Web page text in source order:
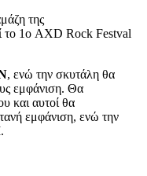
της
το 1ο AXD Rock Festval
, ενώ την σκυτάλη θα
εμφάνιση. Θα
και αυτοί θα
εμφάνιση, ενώ την
.